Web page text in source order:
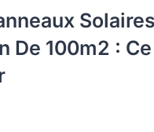
De 100m2 : Ce